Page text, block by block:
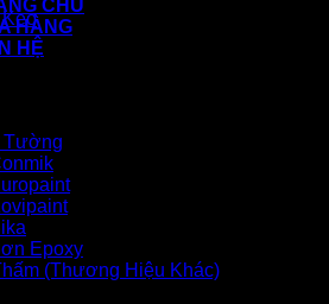
CHỦ
HÀNG
HỆ
Tường
Epoxy
(Thương Hiệu Khác)